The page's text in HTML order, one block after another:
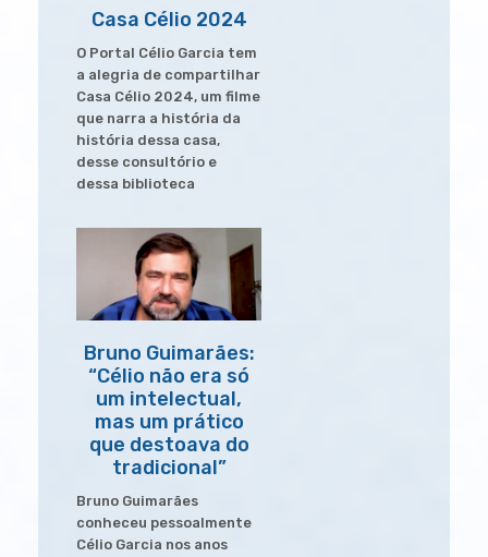
Casa Célio 2024
O Portal Célio Garcia tem
a alegria de compartilhar
Casa Célio 2024, um filme
que narra a história da
história dessa casa,
desse consultório e
dessa biblioteca
Bruno Guimarães:
“Célio não era só
um intelectual,
mas um prático
que destoava do
tradicional”
Bruno Guimarães
conheceu pessoalmente
Célio Garcia nos anos